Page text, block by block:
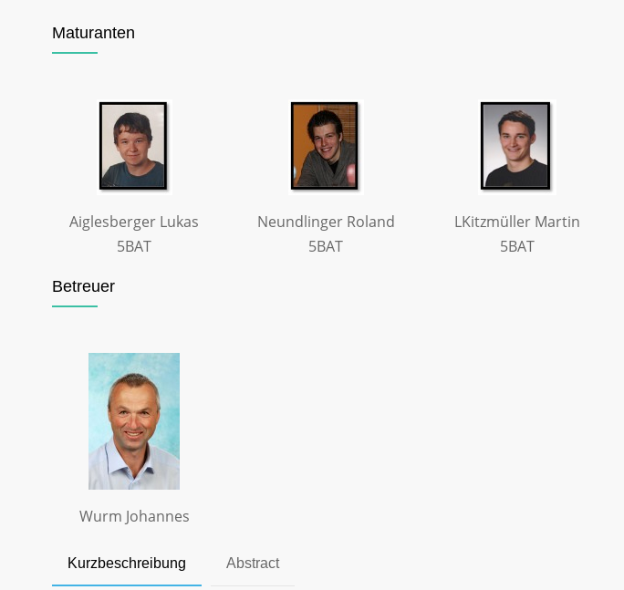
Maturanten
Aiglesberger Lukas
5BAT
Neundlinger Roland
5BAT
LKitzmüller Martin
5BAT
Betreuer
Wurm Johannes
Kurzbeschreibung Abstract